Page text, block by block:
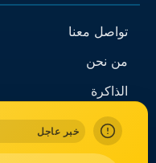
خبر عاجل
تواصل معنا
من نحن
الذاكرة